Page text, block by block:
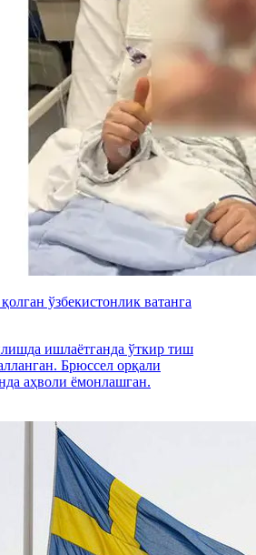
ўзбекистонлик ватанга
ишлаётганда ўткир тиш
Брюссел орқали
аҳволи ёмонлашган.